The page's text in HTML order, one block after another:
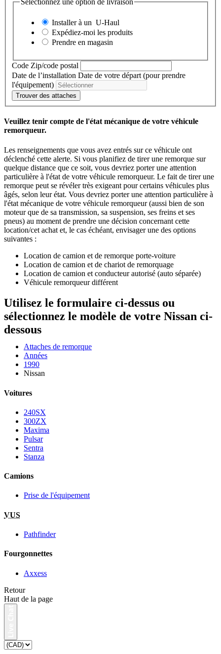
Sélectionnez une option de livraison
Installer à un U-Haul
Expédiez-moi les produits
Prendre en magasin
Code Zip/code postal
Date de l’installation Date de votre départ (pour prendre
l'équipement)
Trouver des attaches
Veuillez tenir compte de l'état mécanique de votre véhicule
remorqueur.
Les renseignements que vous avez entrés sur ce véhicule ont
déclenché cette alerte. Si vous planifiez de tirer une remorque sur
quelque distance que ce soit, vous devriez porter une attention
particulière à l'état de votre véhicule remorqueur. Le fait de tirer une
remorque peut se révéler très exigeant pour certains véhicules plus
âgés, selon leur état. Vous devriez porter une attention particulière à
l'état mécanique de votre véhicule remorqueur (aussi bien de son
moteur que de sa transmission, sa suspension, ses freins et ses
pneus) au moment de prendre une décision concernant cette
location/cet achat et, le cas échéant, envisager une des options
suivantes :
Location de camion et de remorque porte-voiture
Location de camion et de chariot de remorquage
Location de camion et conducteur autorisé (auto séparée)
Véhicule remorqueur différent
Utilisez le formulaire ci-dessus ou
sélectionnez le modèle de votre Nissan ci-
dessous
Attaches de remorque
Années
1990
Nissan
Voitures
240SX
300ZX
Maxima
Pulsar
Sentra
Stanza
Camions
Prise de l'équipement
VUS
Pathfinder
Fourgonnettes
Axxess
Retour
Haut de la page